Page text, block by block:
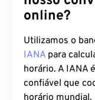
online?
Utilizamos o
IANA para
horário. A IANA
confiável que
horário mundial.